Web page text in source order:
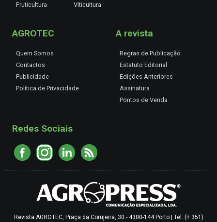
Fruticultura
Viticultura
AGROTEC
Quem Somos
Contactos
Publicidade
Política de Privacidade
A revista
Regras de Publicação
Estatuto Editorial
Edições Anteriores
Assinatura
Pontos de Venda
Redes Sociais
Revista AGROTEC, Praça da Corujeira, 30 - 4300-144 Porto | Tel: (+ 351)